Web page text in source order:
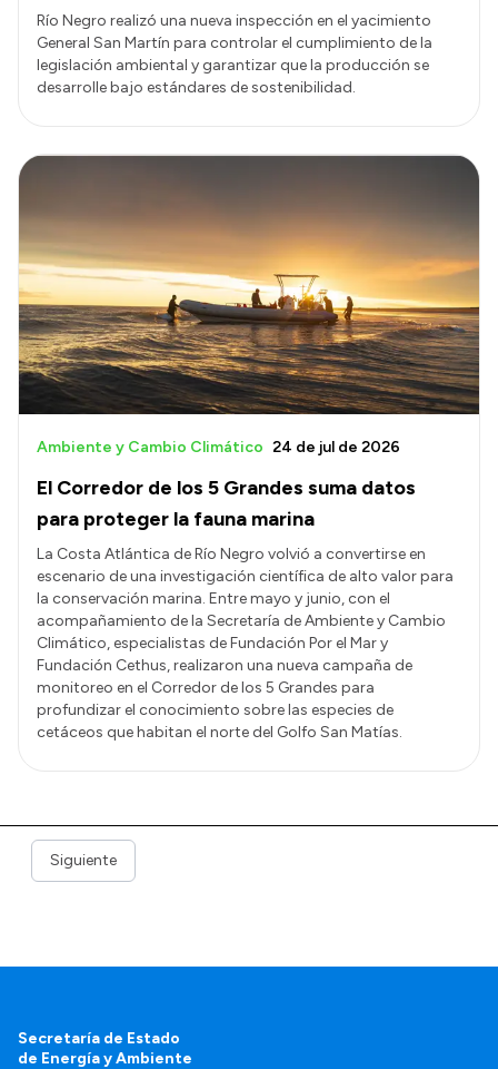
Río Negro realizó una nueva inspección en el yacimiento
General San Martín para controlar el cumplimiento de la
legislación ambiental y garantizar que la producción se
desarrolle bajo estándares de sostenibilidad.
El Corredor de los 5 Grandes suma datos
para proteger la fauna marina
Ambiente y Cambio Climático 24 de jul de 2026
La Costa Atlántica de Río Negro volvió a convertirse en
escenario de una investigación científica de alto valor para
la conservación marina. Entre mayo y junio, con el
acompañamiento de la Secretaría de Ambiente y Cambio
Climático, especialistas de Fundación Por el Mar y
Fundación Cethus, realizaron una nueva campaña de
monitoreo en el Corredor de los 5 Grandes para
profundizar el conocimiento sobre las especies de
cetáceos que habitan el norte del Golfo San Matías.
Siguiente
Secretaría de Estado
de Energía y Ambiente